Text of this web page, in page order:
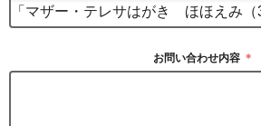
お問い合わせ内容 ＊